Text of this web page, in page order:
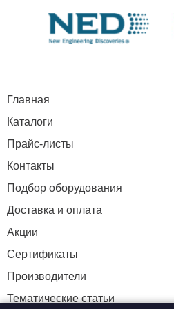
Главная
Каталоги
Прайс-листы
Контакты
Подбор оборудования
Доставка и оплата
Акции
Сертификаты
Производители
Тематические статьи